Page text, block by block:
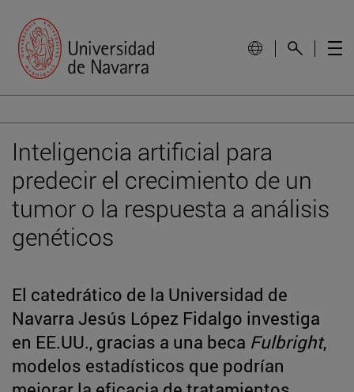
Inteligencia artificial para
predecir el crecimiento de un
tumor o la respuesta a análisis
genéticos
El catedrático de la Universidad de
Navarra Jesús López Fidalgo investiga
en EE.UU., gracias a una beca Fulbright,
modelos estadísticos que podrían